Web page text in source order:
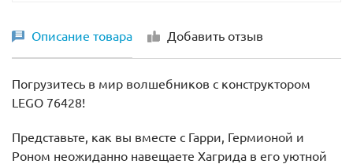
Описание товара Добавить отзыв
Погрузитесь в мир волшебников с конструктором
LEGO 76428!
Представьте, как вы вместе с Гарри, Гермионой и
Роном неожиданно навещаете Хагрида в его уютной